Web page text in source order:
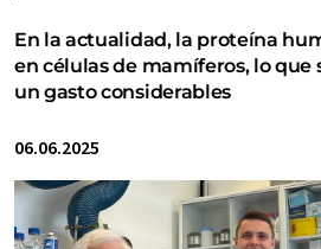
En la actualidad, la proteína
en células de mamíferos, lo que
un gasto considerables
06.06.2025